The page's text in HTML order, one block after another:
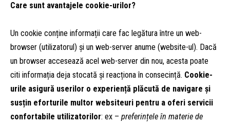
Care sunt avantajele cookie-urilor?
Un cookie conține informații care fac legătura între un web-
browser (utilizatorul) și un web-server anume (website-ul). Dacă
un browser accesează acel web-server din nou, acesta poate
citi informația deja stocată și reacționa în consecință. Cookie-
urile asigură userilor o experiență plăcută de navigare și
susțin eforturile multor websiteuri pentru a oferi servicii
confortabile utilizatorilor: ex – preferințele în materie de